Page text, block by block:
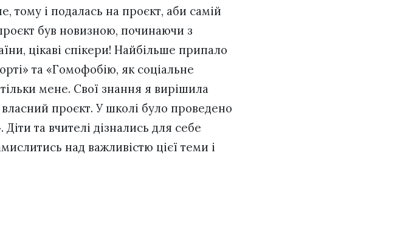
тому і подалась на проєкт, аби самій
був новизною, починаючи з
цікаві спікери! Найбільше припало
та «Гомофобію, як соціальне
мене. Свої знання я вирішила
проєкт. У школі було проведено
та вчителі дізнались для себе
над важливістю цієї теми і